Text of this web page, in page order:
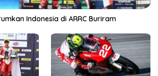
Indonesia di ARRC Buriram